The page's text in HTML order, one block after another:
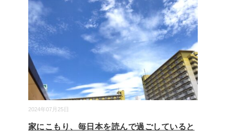
2024年07月25日
家にこもり、毎日本を読んで過ごしていると